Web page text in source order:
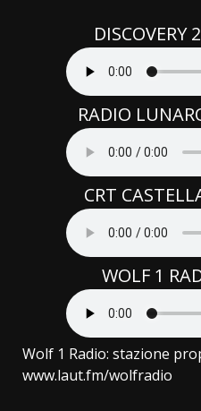
DISCOVERY
RADIO
CRT
WOLF 1
Wolf 1 Radio: stazione
www.laut.fm/wolfradio